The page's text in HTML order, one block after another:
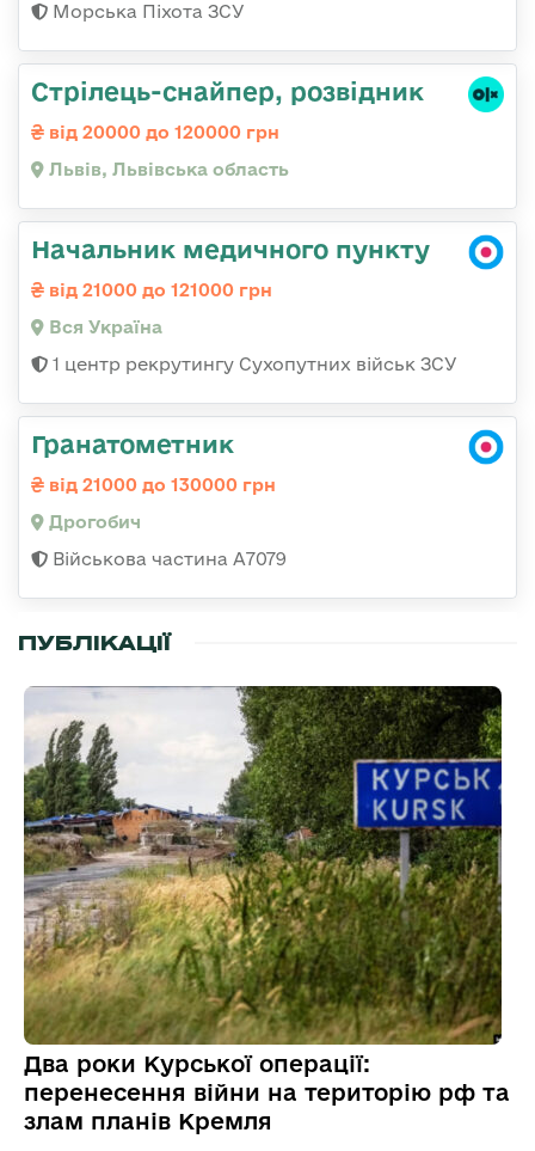
Морська Піхота ЗСУ
Стрілець-снайпер, розвідник
від 20000 до 120000 грн
Львів, Львівська область
Начальник медичного пункту
від 21000 до 121000 грн
Вся Україна
1 центр рекрутингу Сухопутних військ ЗСУ
Гранатометник
від 21000 до 130000 грн
Дрогобич
Військова частина А7079
ПУБЛІКАЦІЇ
Два роки Курської операції:
перенесення війни на територію рф та
злам планів Кремля